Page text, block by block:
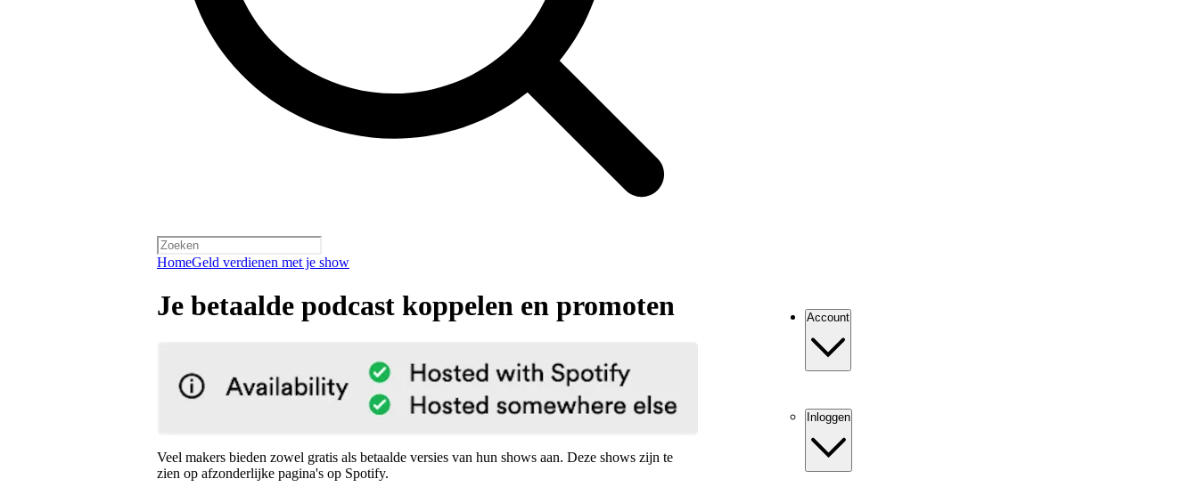
HomeGeld verdienen met je show
Je betaalde podcast koppelen en promoten
Veel makers bieden zowel gratis als betaalde versies van hun shows aan. Deze shows zijn te
zien op afzonderlijke pagina's op Spotify.
Account
Inloggen